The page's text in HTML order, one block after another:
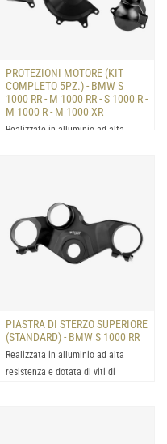
PROTEZIONI MOTORE (KIT
COMPLETO 5PZ.) - BMW S
1000 RR - M 1000 RR - S 1000 R -
M 1000 R - M 1000 XR
Realizzate in alluminio ad alta
PIASTRA DI STERZO SUPERIORE
(STANDARD) - BMW S 1000 RR
Realizzata in alluminio ad alta
resistenza e dotata di viti di